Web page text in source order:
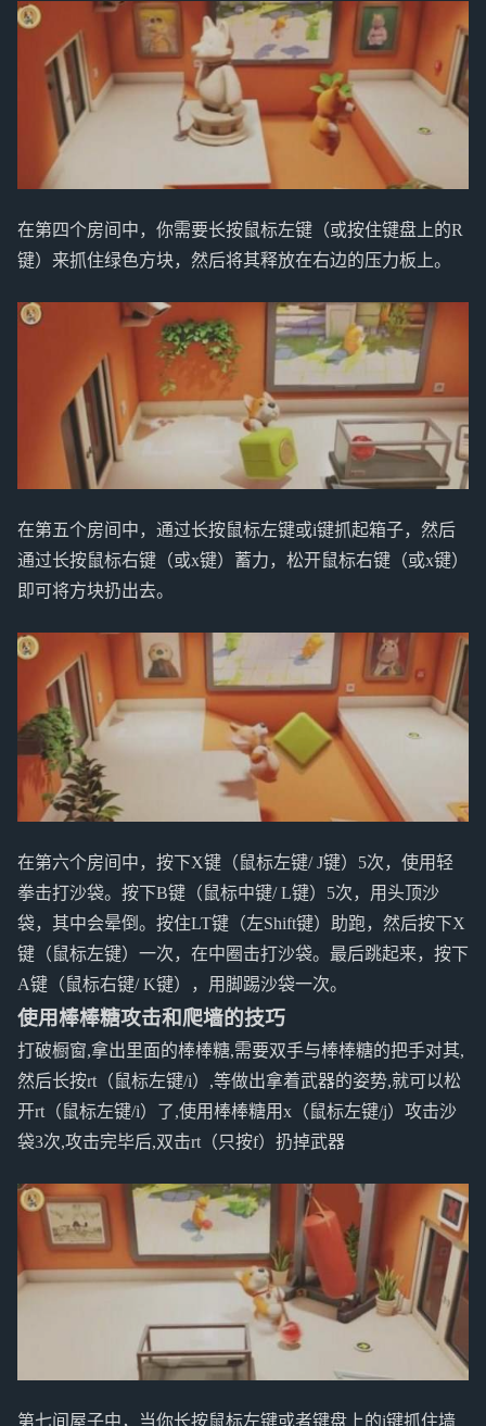
在第四个房间中，你需要长按鼠标左键（或按住键盘上的R
键）来抓住绿色方块，然后将其释放在右边的压力板上。
在第五个房间中，通过长按鼠标左键或i键抓起箱子，然后
通过长按鼠标右键（或x键）蓄力，松开鼠标右键（或x键）
即可将方块扔出去。
在第六个房间中，按下X键（鼠标左键/ J键）5次，使用轻
拳击打沙袋。按下B键（鼠标中键/ L键）5次，用头顶沙
袋，其中会晕倒。按住LT键（左Shift键）助跑，然后按下X
键（鼠标左键）一次，在中圈击打沙袋。最后跳起来，按下
A键（鼠标右键/ K键），用脚踢沙袋一次。
使用棒棒糖攻击和爬墙的技巧
打破橱窗,拿出里面的棒棒糖,需要双手与棒棒糖的把手对其,
然后长按rt（鼠标左键/i）,等做出拿着武器的姿势,就可以松
开rt（鼠标左键/i）了,使用棒棒糖用x（鼠标左键/j）攻击沙
袋3次,攻击完毕后,双击rt（只按f）扔掉武器
第七间屋子中，当你长按鼠标左键或者键盘上的i键抓住墙